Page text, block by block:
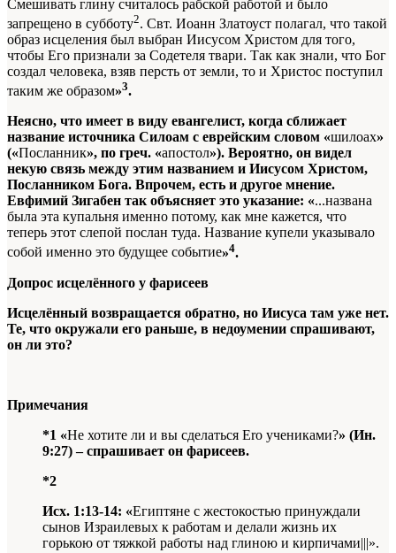
Смешивать глину считалось рабской работой и было
запрещено в субботу2. Свт. Иоанн Златоуст полагал, что такой
образ исцеления был выбран Иисусом Христом для того,
чтобы Его признали за Содетеля твари. Так как знали, что Бог
создал человека, взяв персть от земли, то и Христос поступил
таким же образом»3.
Неясно, что имеет в виду евангелист, когда сближает
название источника Силоам с еврейским словом «шилоах»
(«Посланник», по греч. «апостол»). Вероятно, он видел
некую связь между этим названием и Иисусом Христом,
Посланником Бога. Впрочем, есть и другое мнение.
Евфимий Зигабен так объясняет это указание: «...названа
была эта купальня именно потому, как мне кажется, что
теперь этот слепой послан туда. Название купели указывало
собой именно это будущее событие»4.
Допрос исцелённого у фарисеев
Исцелённый возвращается обратно, но Иисуса там уже нет.
Те, что окружали его раньше, в недоумении спрашивают,
он ли это?
Примечания
*1 «Не хотите ли и вы сделаться Ero учениками?» (Ин.
9:27) – спрашивает он фарисеев.
*2
Исх. 1:13-14: «Египтяне с жестокостью принуждали
сынов Израилевых к работам и делали жизнь их
горькою от тяжкой работы над глиною и кирпичами|||».